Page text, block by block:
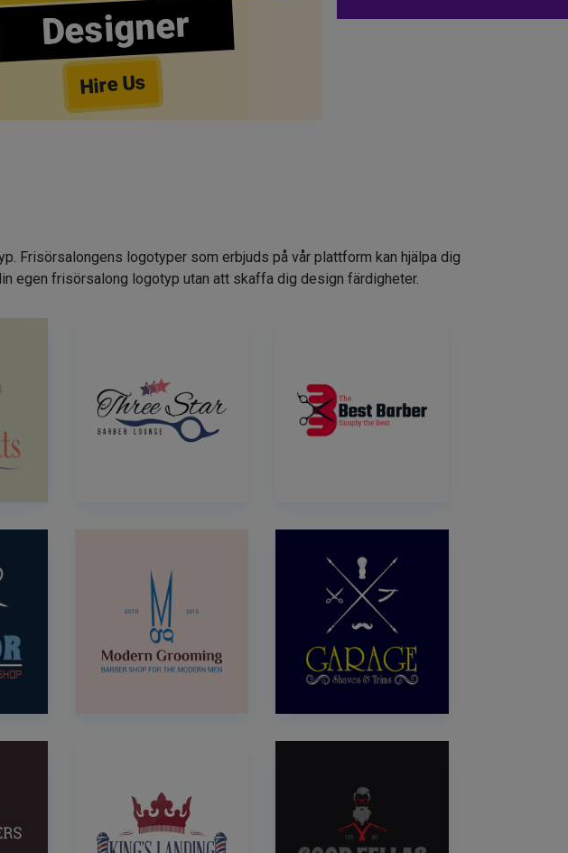
Designer
Hire Us
Frisörsalongens logotyper som erbjuds på vår plattform kan hjälpa dig
egen frisörsalong logotyp utan att skaffa dig design färdigheter.